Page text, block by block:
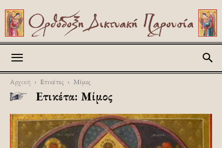
Αρχική Ετικέτες Μίμος
Ετικέτα: Μίμος